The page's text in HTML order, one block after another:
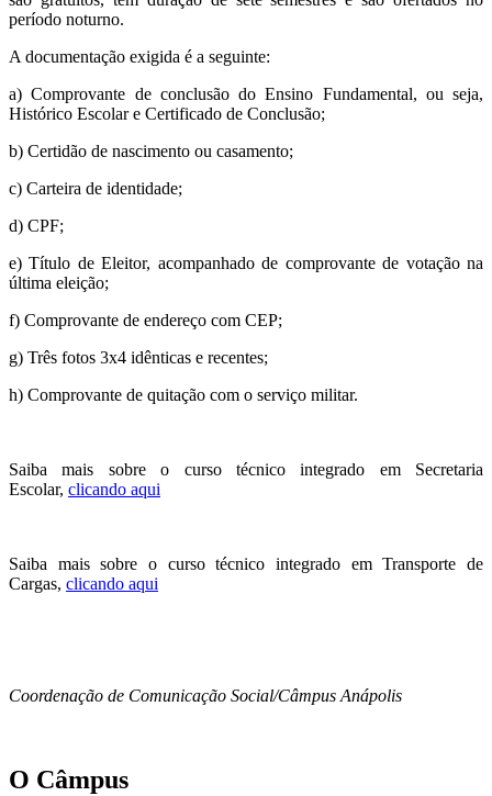
período noturno.
A documentação exigida é a seguinte:
a) Comprovante de conclusão do Ensino Fundamental, ou seja,
Histórico Escolar e Certificado de Conclusão;
b) Certidão de nascimento ou casamento;
c) Carteira de identidade;
d) CPF;
e) Título de Eleitor, acompanhado de comprovante de votação na
última eleição;
f) Comprovante de endereço com CEP;
g) Três fotos 3x4 idênticas e recentes;
h) Comprovante de quitação com o serviço militar.
Saiba mais sobre o curso técnico integrado em Secretaria
Escolar, clicando aqui
Saiba mais sobre o curso técnico integrado em Transporte de
Cargas, clicando aqui
Coordenação de Comunicação Social/Câmpus Anápolis
O Câmpus